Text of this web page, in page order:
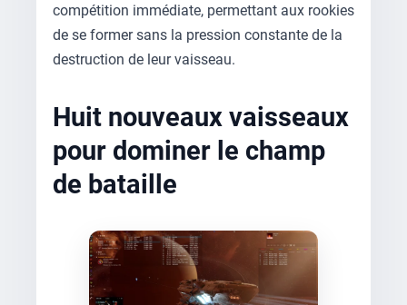
compétition immédiate, permettant aux rookies
de se former sans la pression constante de la
destruction de leur vaisseau.
Huit nouveaux vaisseaux
pour dominer le champ
de bataille